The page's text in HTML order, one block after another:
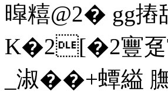
暭糦@2� gg摏
K�2[�2寷趸
_淑��+蟫縊